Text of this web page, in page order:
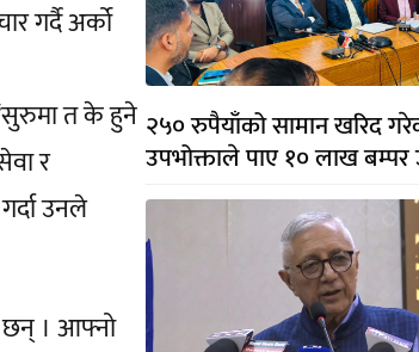
गर्दै अर्को
त के हुने
र
उनले
छन् । आफ्नो
२५० रुपैयाँको सामान खरिद
उपभोक्ताले पाए १० लाख बम्पर